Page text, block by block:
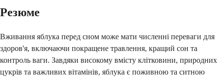
Резюме
Вживання яблука перед сном може мати численні переваги для
здоров'я, включаючи покращене травлення, кращий сон та
контроль ваги. Завдяки високому вмісту клітковини, природних
цукрів та важливих вітамінів, яблука є поживною та ситною